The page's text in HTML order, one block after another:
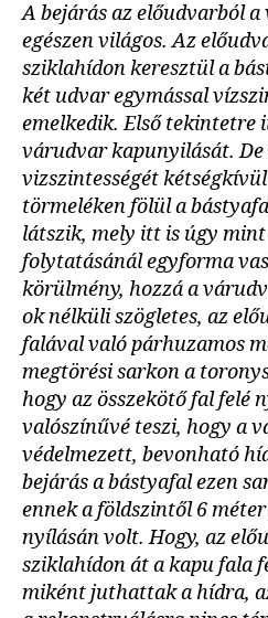
A bejárás az előudvarból
egészen világos. Az
sziklahídon keresztül a
két udvar egymással
emelkedik. Első
várudvar kapunyilását. De
vizszintességét
törmeléken fölül a
látszik, mely itt is úgy
folytatásánál egyforma
körülmény, hozzá a
ok nélküli szögletes, az
falával való párhuzamos
megtörési sarkon a
hogy az összekötő fal felé
valószínűvé teszi, hogy a
védelmezett, bevonható
bejárás a bástyafal ezen
ennek a földszintől 6
nyílásán volt. Hogy, az
sziklahídon át a kapu fala
miként juthattak a hídra,